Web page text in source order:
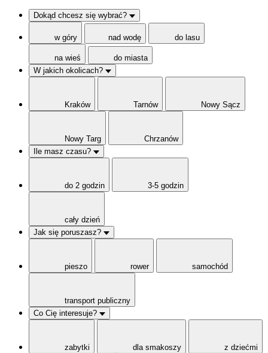
Dokąd chcesz się wybrać?
w góry nad wodę do lasu
na wieś
do miasta
W jakich okolicach?
Kraków Tarnów Nowy Sącz
Nowy Targ
Chrzanów
Ile masz czasu?
do 2 godzin 3-5 godzin
cały dzień
Jak się poruszasz?
pieszo rower samochód
transport publiczny
Co Cię interesuje?
zabytki dla smakoszy z dziećmi